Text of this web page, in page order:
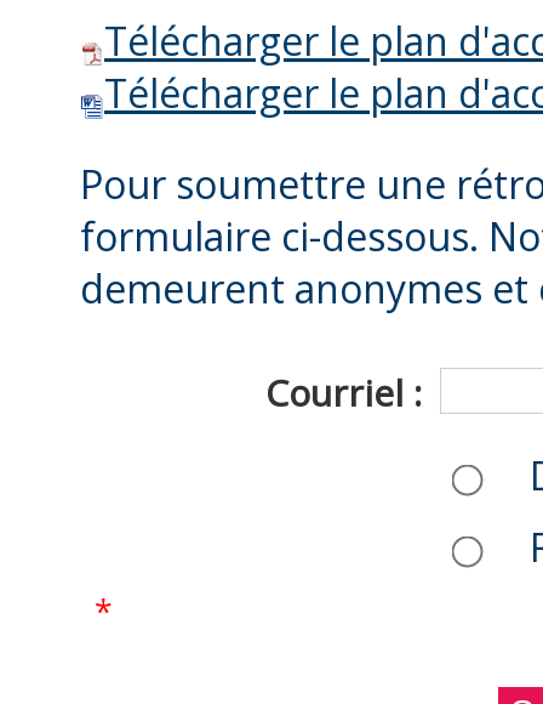
Télécharger le plan
Télécharger le plan
Pour soumettre une
formulaire ci-dessous.
demeurent anonymes
Courriel :
*